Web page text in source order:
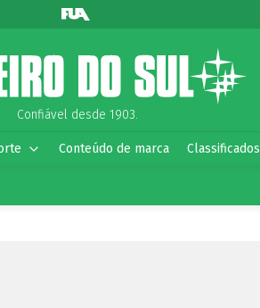
Confiável desde 1903.
Conteúdo de marca Classificados